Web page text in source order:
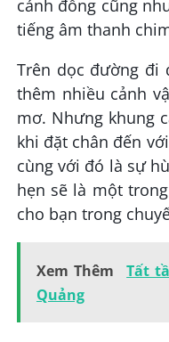
cánh đồng cũng
tiếng âm thanh
Trên dọc đường đi
thêm nhiều cảnh
mơ. Nhưng khung
khi đặt chân đến
cùng với đó là sự
hẹn sẽ là một
cho bạn trong
Xem Thêm
Tất
Quảng